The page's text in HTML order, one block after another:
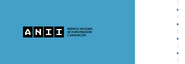
+
+
+
+